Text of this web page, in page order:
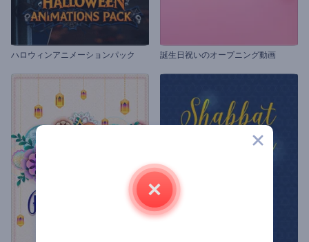
ハロウィンアニメーションパック 誕生日祝いのオープニング動画